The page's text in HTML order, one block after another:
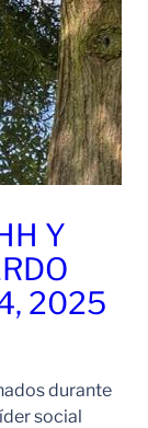
Y
2025
durante
social